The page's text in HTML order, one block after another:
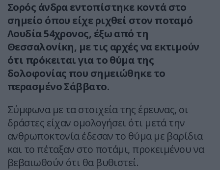
Σορός άνδρα εντοπίστηκε κοντά στο
σημείο όπου είχε ριχθεί στον ποταμό
Λουδία 54χρονος, έξω από τη
Θεσσαλονίκη, με τις αρχές να εκτιμούν
ότι πρόκειται για το θύμα της
δολοφονίας που σημειώθηκε το
περασμένο Σάββατο.
Σύμφωνα με τα στοιχεία της έρευνας, οι
δράστες είχαν ομολογήσει ότι μετά την
ανθρωποκτονία έδεσαν το θύμα με βαρίδια
και το πέταξαν στο ποτάμι, προκειμένου να
βεβαιωθούν ότι θα βυθιστεί.